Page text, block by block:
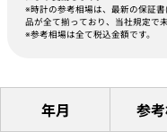
※時計の参考相場は、最新の保証
品が全て揃っており、当社規定で
※参考相場は全て税込金額です。
年月 参